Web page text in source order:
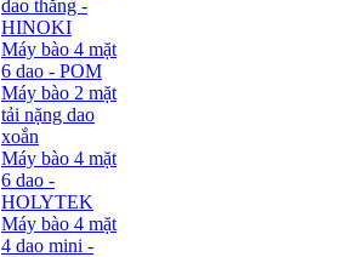
dao thẳng -
HINOKI
Máy bào 4 mặt
6 dao - POM
Máy bào 2 mặt
tải nặng dao
xoắn
Máy bào 4 mặt
6 dao -
HOLYTEK
Máy bào 4 mặt
4 dao mini -